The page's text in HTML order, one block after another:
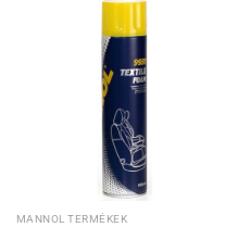
MANNOL TERMÉKEK